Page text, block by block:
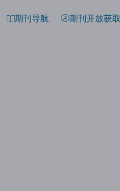
期刊导航 期刊开放获取